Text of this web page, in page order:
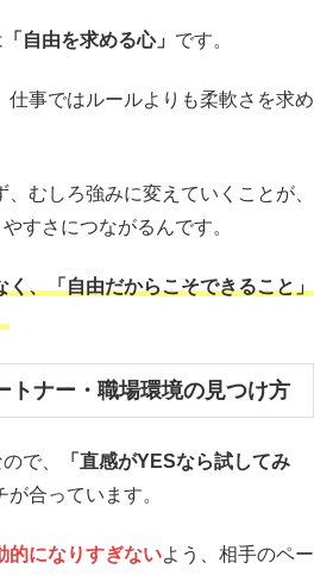
「自由を求める心」 です。
仕事ではルールよりも柔軟さを求め
むしろ強みに変えていくことが、
すさにつながるんです。
く、「自由だからこそできること」
トナー・職場環境の見つけ方
で、
「直感がYESなら試してみ
合っています。
的になりすぎないよう、相手のペー